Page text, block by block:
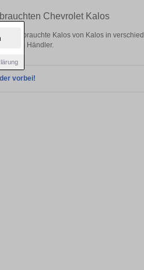
Chevrolet Kalos
gebrauchte Kalos von Kalos in
vom Händler.
vorbei!